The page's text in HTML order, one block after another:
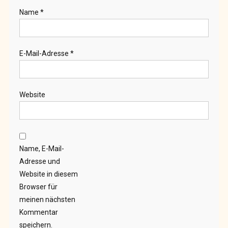
Name *
E-Mail-Adresse *
Website
Name, E-Mail-
Adresse und
Website in diesem
Browser für
meinen nächsten
Kommentar
speichern.